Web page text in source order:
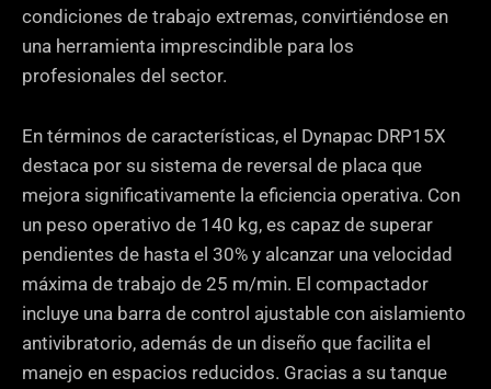
condiciones de trabajo extremas, convirtiéndose en
una herramienta imprescindible para los
profesionales del sector.
En términos de características, el Dynapac DRP15X
destaca por su sistema de reversal de placa que
mejora significativamente la eficiencia operativa. Con
un peso operativo de 140 kg, es capaz de superar
pendientes de hasta el 30% y alcanzar una velocidad
máxima de trabajo de 25 m/min. El compactador
incluye una barra de control ajustable con aislamiento
antivibratorio, además de un diseño que facilita el
manejo en espacios reducidos. Gracias a su tanque